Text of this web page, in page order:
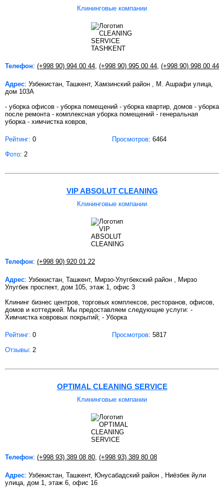
Клининговые компании
Телефон: (+998 90) 994 00 44 (+998 90) 995 00 44 (+998 90) 998 00 44
Адрес: Узбекистан, Ташкент, Хамзинский район , М. Ашрафи улица,
дом 103А
- уборка офисов - уборка помещений - уборка квартир, домов - уборка
после ремонта - комплексная уборка помещений - генеральная
уборка - химчистка ковров,
Рейтинг: 0 Просмотров: 6464
Фото: 2
VIP ABSOLUT CLEANING
Клининговые компании
Телефон: (+998 90) 920 01 22
Адрес: Узбекистан, Ташкент, Мирзо-Улугбекский район , Мирзо
Улугбек проспект, дом 105, этаж 1, офис 3
Клининг бизнес центров, торговых комплексов, ресторанов, офисов,
домов и коттеджей. Мы предоставляем следующие услуги: -
Химчистка ковровых покрытий; - Уборка
Рейтинг: 0 Просмотров: 5817
Отзывы: 2
OPTIMAL CLEANING SERVICE
Клининговые компании
Телефон: (+998 93) 389 08 80 (+998 93) 389 80 08
Адрес: Узбекистан, Ташкент, Юнусабадский район , Ниёзбек йули
улица, дом 1, этаж 6, офис 16